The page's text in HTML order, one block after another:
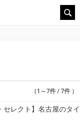
（1～7件 / 7件 ）
セレクト】名古屋のタイ